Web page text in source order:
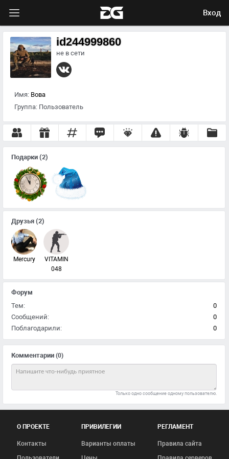
Вход
Имя: Вова
Группа: Пользователь
id244999860
не в сети
Комментарии (0)
Только одно сообщение одному пользователю.
Подарки (2)
Друзья (2)
Mercury
VITAMIN
048
Форум
Тем:
0
Сообщений:
0
Поблагодарили:
0
О ПРОЕКТЕ
Контакты
ПРИВИЛЕГИИ
Варианты оплаты
РЕГЛАМЕНТ
Правила сайта